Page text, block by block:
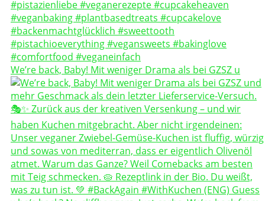
We’re back, Baby! Mit weniger Drama als bei GZSZ u